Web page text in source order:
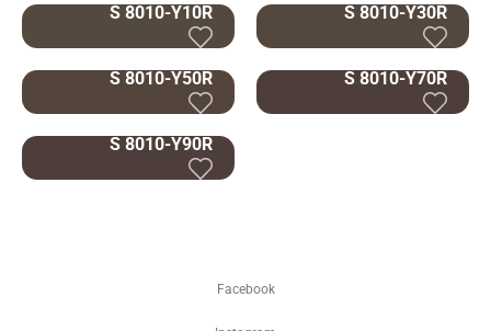
S 8010-Y10R S 8010-Y30R
S 8010-Y50R S 8010-Y70R
S 8010-Y90R
Facebook